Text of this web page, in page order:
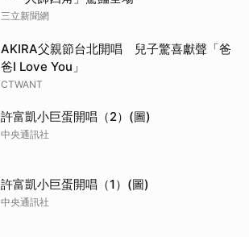
三立新聞網
AKIRA父親節台北開唱 兒子驚喜獻聲「爸
爸I Love You」
CTWANT
許富凱小巨蛋開唱（2）(圖)
中央通訊社
許富凱小巨蛋開唱（1）(圖)
中央通訊社